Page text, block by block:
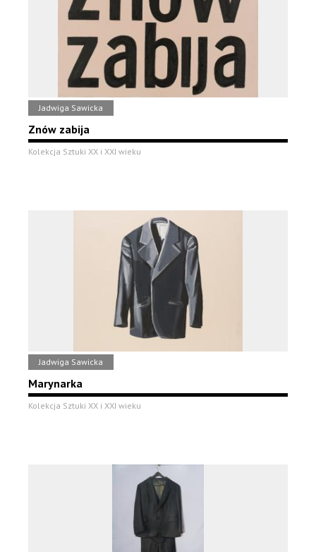
Jadwiga Sawicka
Znów zabija
Kolekcja Sztuki XX i XXI wieku
Jadwiga Sawicka
Marynarka
Kolekcja Sztuki XX i XXI wieku